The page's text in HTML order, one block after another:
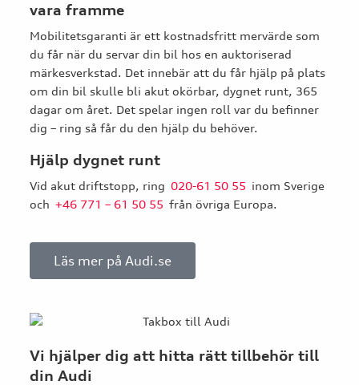
vara framme
Mobilitetsgaranti är ett kostnadsfritt mervärde som
du får när du servar din bil hos en auktoriserad
märkesverkstad. Det innebär att du får hjälp på plats
om din bil skulle bli akut okörbar, dygnet runt, 365
dagar om året. Det spelar ingen roll var du befinner
dig – ring så får du den hjälp du behöver.
Hjälp dygnet runt
Vid akut driftstopp, ring 020-61 50 55 inom Sverige
och +46 771 – 61 50 55 från övriga Europa.
Läs mer på Audi.se
Vi hjälper dig att hitta rätt tillbehör till
din Audi